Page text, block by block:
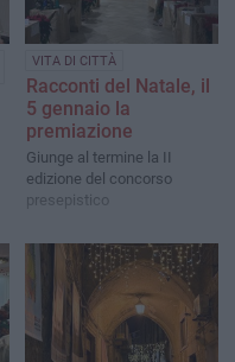
VITA DI CITTÀ
Racconti del Natale, il
5 gennaio la
premiazione
Giunge al termine la II
edizione del concorso
presepistico